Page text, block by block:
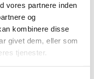
vores partnere inden
og
kombinere disse
givet dem, eller som
tjenester.med